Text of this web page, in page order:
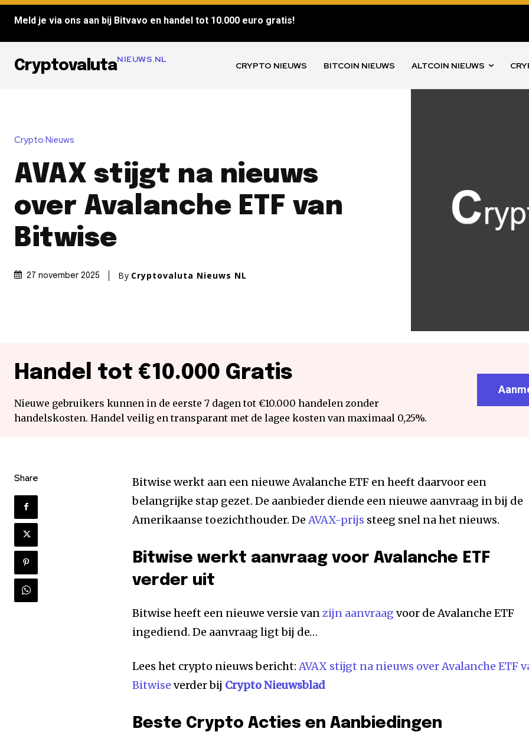
Meld je via ons aan bij Bitvavo en handel tot 10.000 euro gratis!
CryptovalutaNIEUWS.NL
CRYPTO NIEUWS BITCOIN NIEUWS ALTCOIN NIEUWS
Crypto Nieuws
AVAX stijgt na nieuws
over Avalanche ETF van
Bitwise
27 november 2025 By Cryptovaluta Nieuws NL
Handel tot €10.000 Gratis
Nieuwe gebruikers kunnen in de eerste 7 dagen tot €10.000 handelen zonder
handelskosten. Handel veilig en transparant met de lagee kosten van maximaal 0,25%.
Share
Bitwise werkt aan een nieuwe Avalanche ETF en heeft daarvoor een
belangrijke stap gezet. De aanbieder diende een nieuwe aanvraag in bij de
Amerikaanse toezichthouder. De AVAX-prijs steeg snel na het nieuws.
Bitwise werkt aanvraag voor Avalanche ETF
verder uit
Bitwise heeft een nieuwe versie vanzijn aanvraag voor de Avalanche ETF
ingediend. De aanvraag ligt bij de…
Lees het crypto nieuws bericht: AVAX stijgt na nieuws over Avalanche ETF
Bitwise verder bij Crypto Nieuwsblad
Beste Crypto Acties en Aanbiedingen